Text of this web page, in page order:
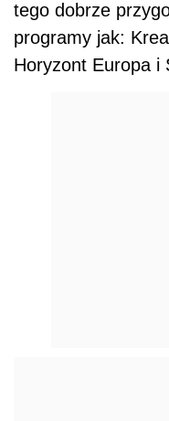
tego dobrze
programy jak:
Horyzont Europa i